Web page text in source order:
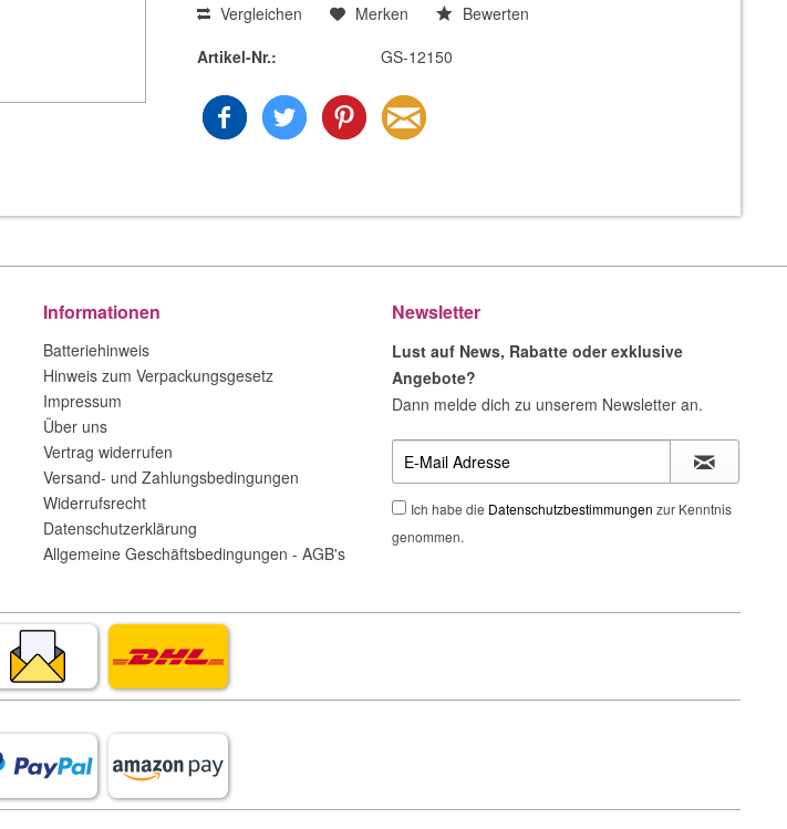
Vergleichen Merken
Bewerten
Artikel-Nr.:
GS-12150
Informationen
Batteriehinweis
Hinweis zum Verpackungsgesetz
Impressum
Über uns
Vertrag widerrufen
Versand- und Zahlungsbedingungen
Widerrufsrecht
Datenschutzerklärung
Allgemeine Geschäftsbedingungen - AGB's
Newsletter
Lust auf News, Rabatte oder exklusive
Angebote?
Dann melde dich zu unserem Newsletter an.
Ich habe die Datenschutzbestimmungen zur Kenntnis
genommen.